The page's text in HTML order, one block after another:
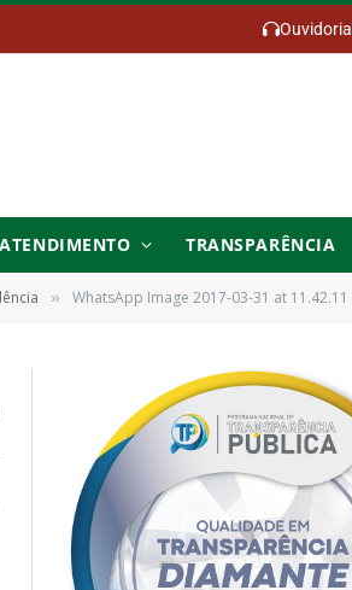
Ouvidoria
ATENDIMENTO TRANSPARÊNCIA
» WhatsApp Image 2017-03-31 at 11.42.11